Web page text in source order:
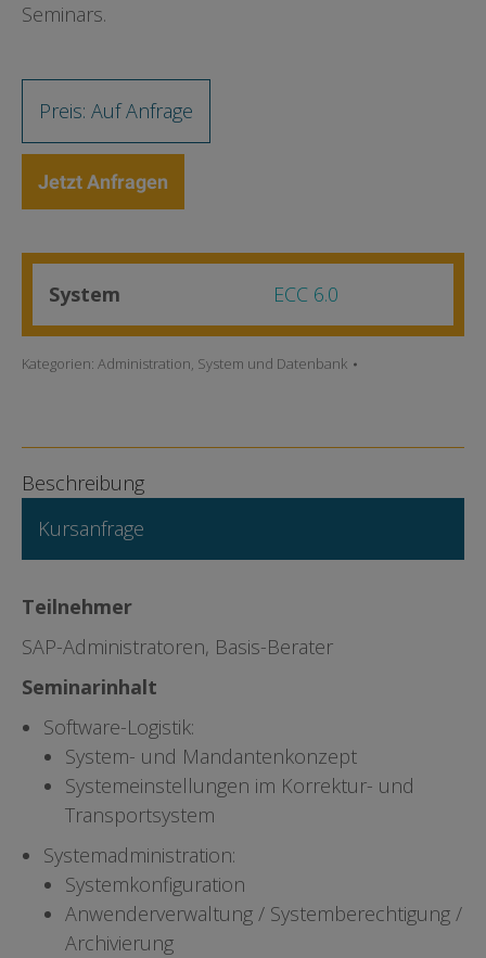
Seminars.
Preis: Auf Anfrage
Jetzt Anfragen
System ECC 6.0
Kategorien: Administration, System und Datenbank
Beschreibung
Kursanfrage
Teilnehmer
SAP-Administratoren, Basis-Berater
Seminarinhalt
Software-Logistik:
System- und Mandantenkonzept
Systemeinstellungen im Korrektur- und
Transportsystem
Systemadministration:
Systemkonfiguration
Anwenderverwaltung / Systemberechtigung /
Archivierung